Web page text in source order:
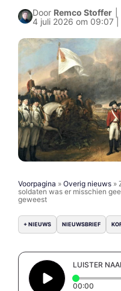
Door Remco Stoffer
4 juli 2026 om 09:07 |
Voorpagina » Overig nieuws »
soldaten was er misschien
geweest
+ NIEUWS NIEUWSBRIEF
LUISTER
00:00